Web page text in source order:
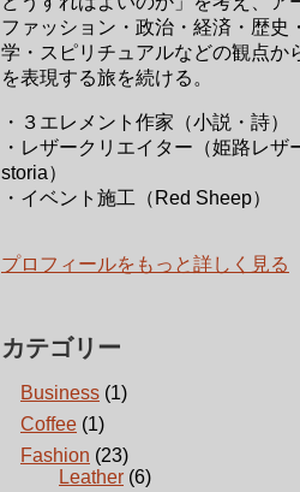
ファッション・政治・経済・歴史
学・スピリチュアルなどの観点か
を表現する旅を続ける。
・３エレメント作家（小説・詩）
・レザークリエイター（姫路レザ
storia）
・イベント施工（Red Sheep）
プロフィールをもっと詳しく見る
カテゴリー
Business (1)
Coffee (1)
Fashion (23)
Leather (6)